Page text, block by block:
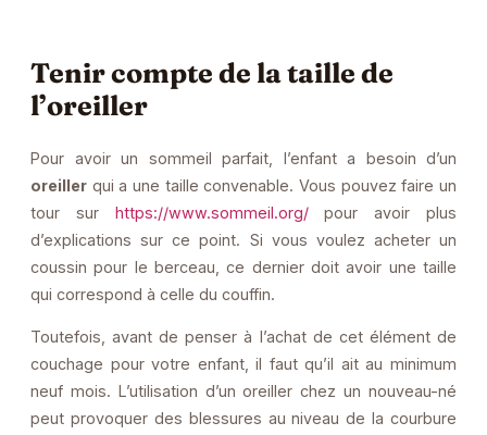
Tenir compte de la taille de
l’oreiller
Pour avoir un sommeil parfait, l’enfant a besoin d’un
oreiller qui a une taille convenable. Vous pouvez faire un
tour sur https://www.sommeil.org/pour avoir plus
d’explications sur ce point. Si vous voulez acheter un
coussin pour le berceau, ce dernier doit avoir une taille
qui correspond à celle du couffin.
Toutefois, avant de penser à l’achat de cet élément de
couchage pour votre enfant, il faut qu’il ait au minimum
neuf mois. L’utilisation d’un oreiller chez un nouveau-né
peut provoquer des blessures au niveau de la courbure